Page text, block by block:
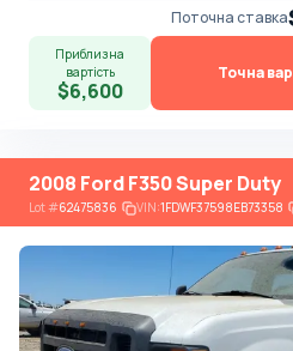
Поточна ставка
Приблизна
вартість
$6,600
Точна
2008 Ford F350 Super Duty
Lot#62475836 VIN:1FDWF37598EB73358